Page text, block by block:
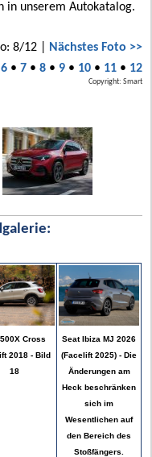
in unserem Autokatalog.
8/12 | Nächstes Foto >>
6• 7• 8• 9• 10• 11• 12
Copyright: Smart
Cross
2018 - Bild
18
Seat Ibiza MJ 2026
(Facelift 2025) - Die
Änderungen am
Heck beschränken
sich im
Wesentlichen auf
den Bereich des
Stoßfängers.